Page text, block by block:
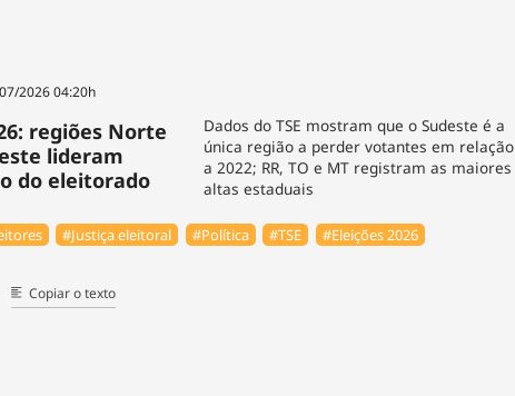
2026 04:20h
regiões Norte
lideram
do eleitorado
Dados do TSE mostram que o Sudeste é a
única região a perder votantes em relação
a 2022; RR, TO e MT registram as maiores
altas estaduais
#Justiça eleitoral #Política #TSE #Eleições 2026
Copiar o texto